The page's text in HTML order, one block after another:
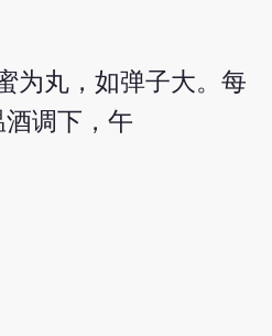
为丸，如弹子大。每
调下，午